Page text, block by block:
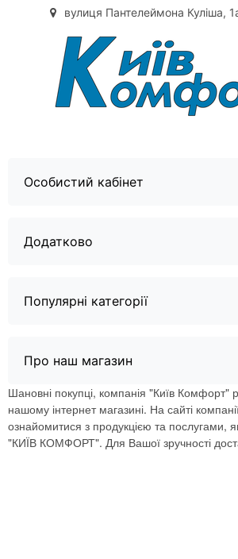
вулиця Пантелеймона Куліша,
Особистий кабінет
Додатково
Популярні категорії
Про наш магазин
Шановні покупці, компанія "Київ Комфорт"
нашому інтернет магазині. На сайті
ознайомитися з продукцією та послугами,
"КИЇВ КОМФОРТ". Для Вашої зручності